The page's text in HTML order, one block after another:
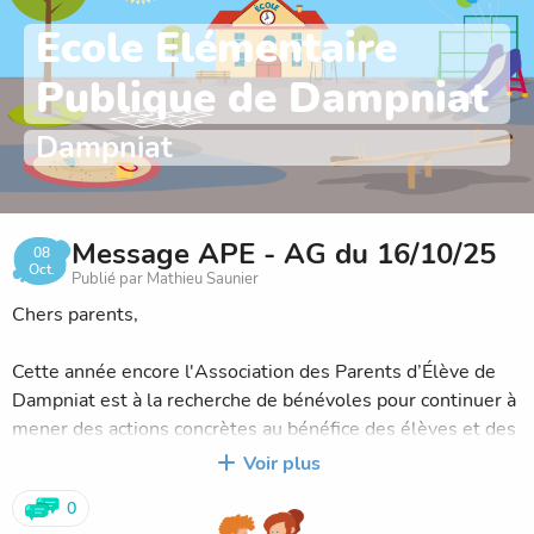
Ecole Elémentaire
Publique de Dampniat
Dampniat
08
Oct.
Message APE - AG du 16/10/25
Publié par Mathieu Saunier
Chers parents,
Cette année encore l'Association des Parents d’Élève de
Dampniat est à la recherche de bénévoles pour continuer à
mener des actions concrètes au bénéfice des élèves et des
Rejoindre et soutenir l'APE c'est :
- aider l'école à financer les projets pédagogiques
Voir plus
0